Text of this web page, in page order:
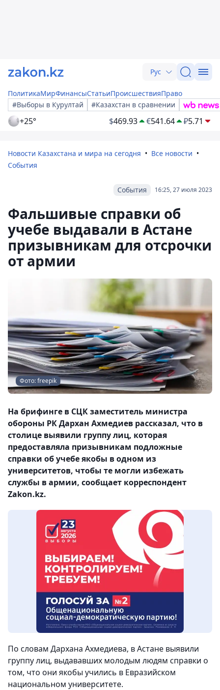
Рус
ПолитикаМирФинансыСтатьиПроисшествияПраво
#Выборы в Курултай
#Казахстан в сравнении
+25° $469.93 €541.64 ₽5.71
Новости Казахстана и мира на сегодня
Все новости
События
16:25, 27 июля 2023
События
Фальшивые справки об
учебе выдавали в Астане
призывникам для отсрочки
от армии
Фото: freepik
На брифинге в СЦК заместитель министра
обороны РК Дархан Ахмедиев рассказал, что в
столице выявили группу лиц, которая
предоставляла призывникам подложные
справки об учебе якобы в одном из
университетов, чтобы те могли избежать
службы в армии, сообщает корреспондент
Zakon.kz.
По словам Дархана Ахмедиева, в Астане выявили
группу лиц, выдававших молодым людям справки о
том, что они якобы учились в Евразийском
национальном университете.